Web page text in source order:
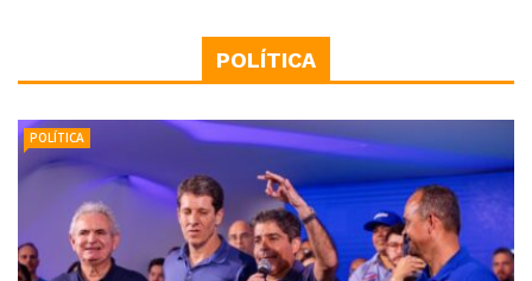
POLÍTICA
POLÍTICA